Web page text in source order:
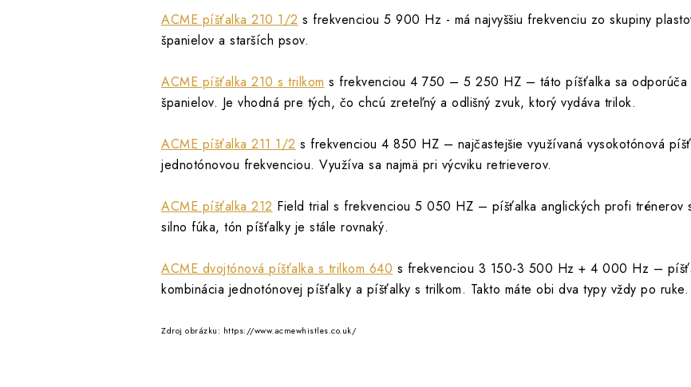
ACME píšťalka 210 1/2 s frekvenciou 5 900 Hz - má najvyššiu frekvenciu zo skupiny
španielov a starších psov.
ACME píšťalka 210 s trilkom s frekvenciou 4 750 – 5 250 HZ – táto píšťalka sa
španielov. Je vhodná pre tých, čo chcú zreteľný a odlišný zvuk, ktorý vydáva trilok.
ACME píšťalka 211 1/2 s frekvenciou 4 850 HZ – najčastejšie využívaná vysokotónová
jednotónovou frekvenciou. Využíva sa najmä pri výcviku retrieverov.
ACME píšťalka 212 Field trial s frekvenciou 5 050 HZ – píšťalka anglických profi trénerov
silno fúka, tón píšťalky je stále rovnaký.
ACME dvojtónová píšťalka s trilkom 640 s frekvenciou 3 150-3 500 Hz + 4 000 Hz –
kombinácia jednotónovej píšťalky a píšťalky s trilkom. Takto máte obi dva typy vždy po ruke.
Zdroj obrázku: https://www.acmewhistles.co.uk/